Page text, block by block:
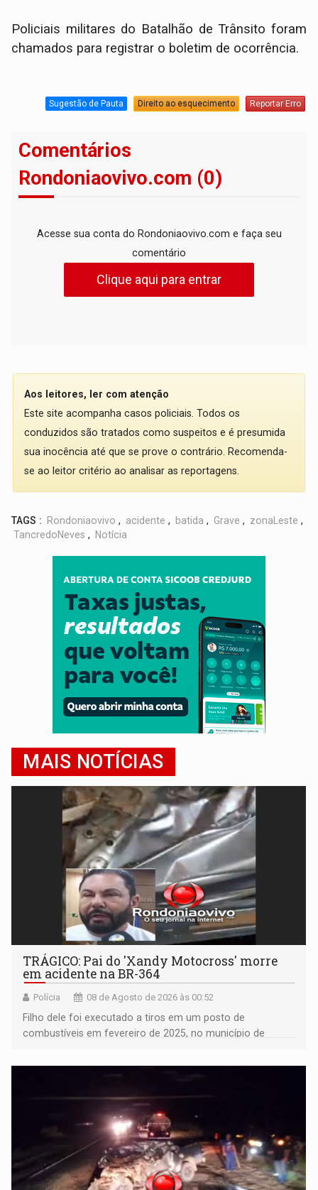
Policiais militares do Batalhão de Trânsito foram
chamados para registrar o boletim de ocorrência.
Sugestão de Pauta Direito ao esquecimento Reportar Erro
Comentários
Rondoniaovivo.com (0)
Acesse sua conta do Rondoniaovivo.com e faça seu
comentário
Clique aqui para entrar
Aos leitores, ler com atenção
Este site acompanha casos policiais. Todos os
conduzidos são tratados como suspeitos e é presumida
sua inocência até que se prove o contrário. Recomenda-
se ao leitor critério ao analisar as reportagens.
TAGS : Rondoniaovivo , acidente , batida , Grave , zonaLeste ,
TancredoNeves , Notícia
MAIS NOTÍCIAS
TRÁGICO: Pai do 'Xandy Motocross' morre
em acidente na BR-364
Polícia 08 de Agosto de 2026 às 00:52
Filho dele foi executado a tiros em um posto de
combustíveis em fevereiro de 2025, no município de